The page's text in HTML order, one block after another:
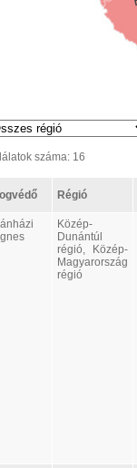
száma: 16
Régió
Közép-
Dunántúl
régió, Közép-
Magyarország
régió